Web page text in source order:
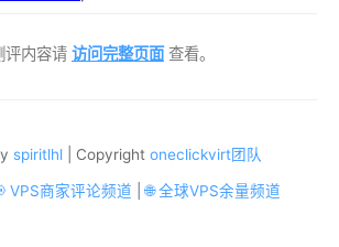
评内容请 访问完整页面查看。
spiritlhl| Copyright oneclickvirt团队
VPS商家评论频道 |🌐 全球VPS余量频道